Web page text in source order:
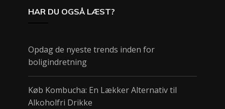
HAR DU OGSÅ LÆST?
Opdag de nyeste trends inden for
boligindretning
Køb Kombucha: En Lækker Alternativ til
Alkoholfri Drikke